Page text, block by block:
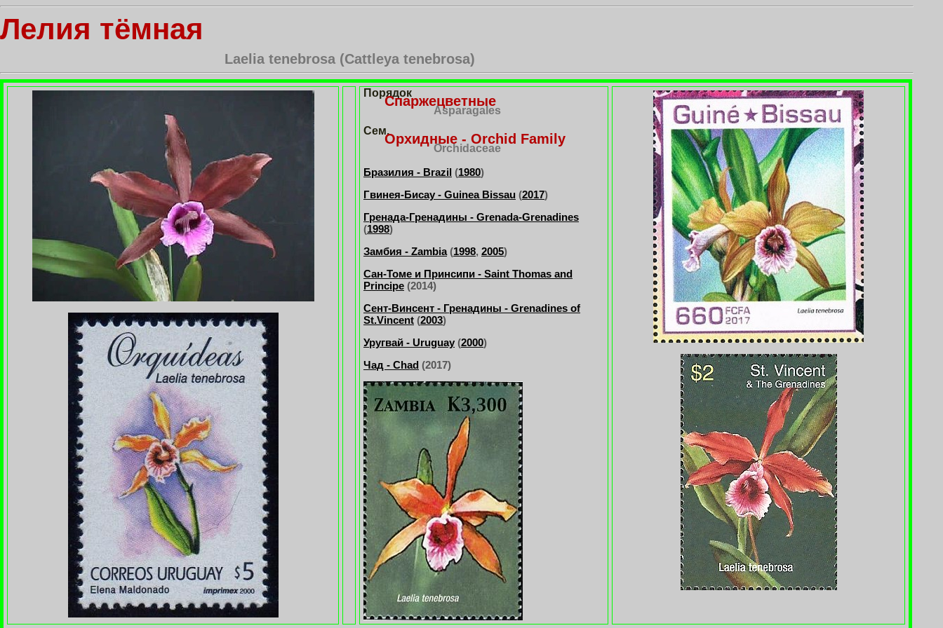
Лелия тёмная
Laelia tenebrosa (Cattleya tenebrosa)
Порядок
Спаржецветные
Asparagales
Сем.
Орхидные - Orchid Family
Orchidaceae
Бразилия - Brazil (1980)
Гвинея-Бисау - Guinea Bissau (2017)
Гренада-Гренадины - Grenada-Grenadines
(1998)
Замбия - Zambia(1998, 2005)
Сан-Томе и Принсипи - Saint Thomas and
Principe (2014)
Сент-Винсент - Гренадины - Grenadines of
St.Vincent (2003)
Уругвай - Uruguay (2000)
Чад - Chad (2017)